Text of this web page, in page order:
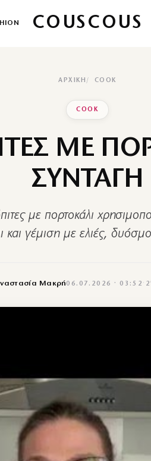
COUSCOUS
ΑΡΧΙΚΉ COOK
COOK
ΜΕ
ΣΥΝΤΑΓΗ
με πορτοκάλι
και γέμιση με ελιές,
Μακρή06.07.2026 · 03:52 ·